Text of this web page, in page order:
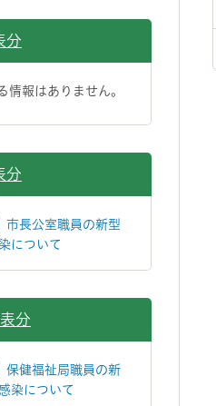
分
情報はありません。
分
市長公室職員の新型
について
分
保健福祉局職員の新
染について